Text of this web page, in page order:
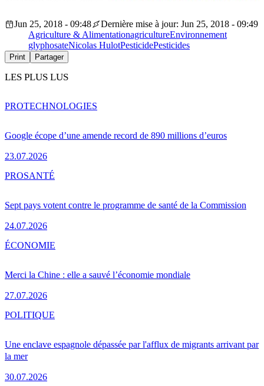
Jun 25, 2018 - 09:48
Dernière mise à jour: Jun 25, 2018 - 09:49
Agriculture & AlimentationagricultureEnvironnement
glyphosateNicolas HulotPesticidePesticides
Print Partager
LES PLUS LUS
Google écope d’une amende record de 890 millions d’euros
23.07.2026
PROTECHNOLOGIES
Sept pays votent contre le programme de santé de la Commission
24.07.2026
PROSANTÉ
Merci la Chine : elle a sauvé l’économie mondiale
27.07.2026
ÉCONOMIE
Une enclave espagnole dépassée par l'afflux de migrants arrivant par
la mer
30.07.2026
POLITIQUE